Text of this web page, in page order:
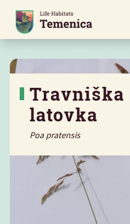
Travniška
latovka
Poa pratensis